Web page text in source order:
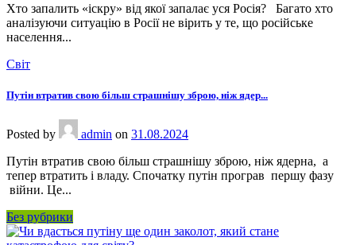
Хто запалить «іскру» від якої запалає уся Росія? Багато хто
аналізуючи ситуацію в Росії не вірить у те, що російське
населення...
Світ
Путін втратив свою більш страшнішу зброю, ніж ядер...
Posted by admin on 31.08.2024
Путін втратив свою більш страшнішу зброю, ніж ядерна, а
тепер втратить і владу. Спочатку путін програв першу фазу
війни. Це...
Без рубрики